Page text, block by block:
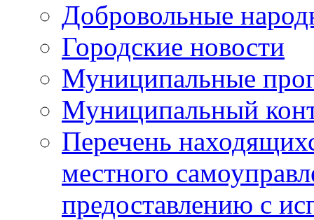
Добровольные
Городские новости
Муниципальные
Муниципальный
Перечень
местного
предоставлению с